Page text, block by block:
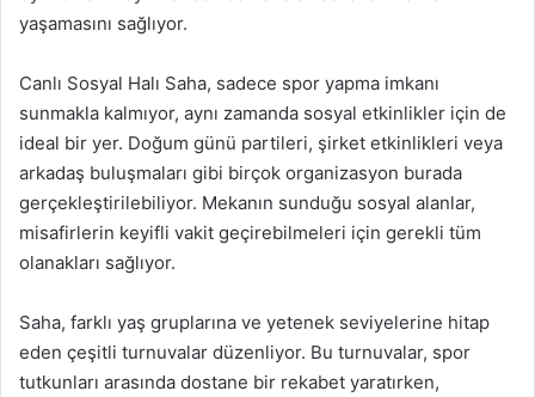
yaşamasını sağlıyor.
Canlı Sosyal Halı Saha, sadece spor yapma imkanı
sunmakla kalmıyor, aynı zamanda sosyal etkinlikler için de
ideal bir yer. Doğum günü partileri, şirket etkinlikleri veya
arkadaş buluşmaları gibi birçok organizasyon burada
gerçekleştirilebiliyor. Mekanın sunduğu sosyal alanlar,
misafirlerin keyifli vakit geçirebilmeleri için gerekli tüm
olanakları sağlıyor.
Saha, farklı yaş gruplarına ve yetenek seviyelerine hitap
eden çeşitli turnuvalar düzenliyor. Bu turnuvalar, spor
tutkunları arasında dostane bir rekabet yaratırken,